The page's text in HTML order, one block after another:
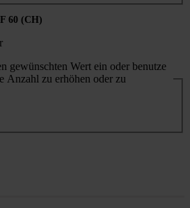
60 (CH)
gewünschten Wert ein oder benutze
Anzahl zu erhöhen oder zu